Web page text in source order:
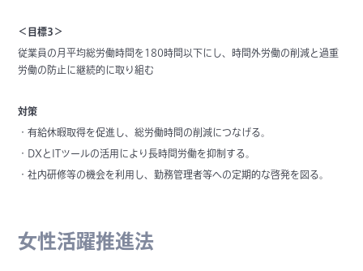
＜目標3＞
従業員の月平均総労働時間を180時間以下にし、時間外労働の削減と過重
労働の防止に継続的に取り組む
対策
・有給休暇取得を促進し、総労働時間の削減につなげる。
・DXとITツールの活用により長時間労働を抑制する。
・社内研修等の機会を利用し、勤務管理者等への定期的な啓発を図る。
女性活躍推進法